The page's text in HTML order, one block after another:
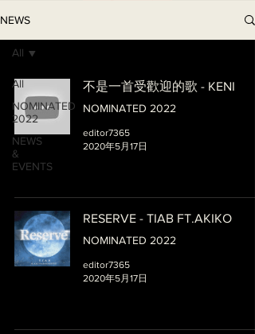
NEWS
All
NOMINATED
2022
NEWS
&
EVENTS
All
不是一首受歡迎的歌 - KENI
NOMINATED 2022
editor7365
2020年5月17日
RESERVE - TIAB FT.AKIKO
NOMINATED 2022
editor7365
2020年5月17日